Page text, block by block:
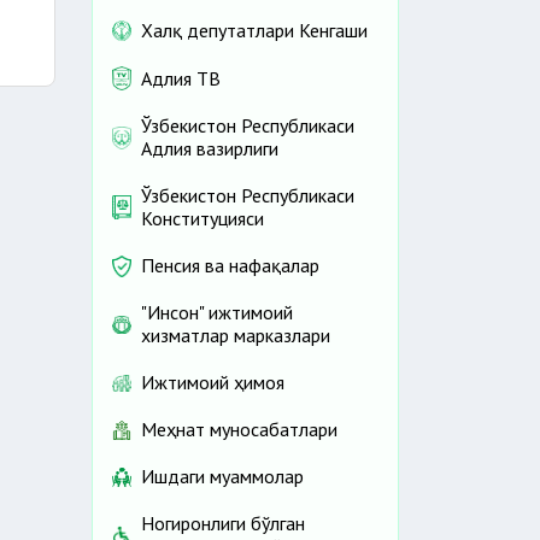
Халқ депутатлари Кенгаши
Адлия ТВ
Ўзбекистон Республикаси
Адлия вазирлиги
Ўзбекистон Республикаси
Конституцияси
Пенсия ва нафақалар
"Инсон" ижтимоий
хизматлар марказлари
Ижтимоий ҳимоя
Меҳнат муносабатлари
Ишдаги муаммолар
Ногиронлиги бўлган